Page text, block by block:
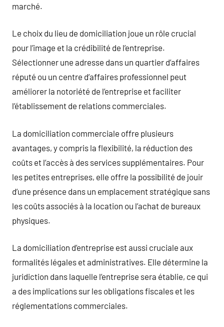
marché.
Le choix du lieu de domiciliation joue un rôle crucial
pour l’image et la crédibilité de l’entreprise.
Sélectionner une adresse dans un quartier d’affaires
réputé ou un centre d’affaires professionnel peut
améliorer la notoriété de l’entreprise et faciliter
l’établissement de relations commerciales.
La domiciliation commerciale offre plusieurs
avantages, y compris la flexibilité, la réduction des
coûts et l’accès à des services supplémentaires. Pour
les petites entreprises, elle offre la possibilité de jouir
d’une présence dans un emplacement stratégique sans
les coûts associés à la location ou l’achat de bureaux
physiques.
La domiciliation d’entreprise est aussi cruciale aux
formalités légales et administratives. Elle détermine la
juridiction dans laquelle l’entreprise sera établie, ce qui
a des implications sur les obligations fiscales et les
réglementations commerciales.